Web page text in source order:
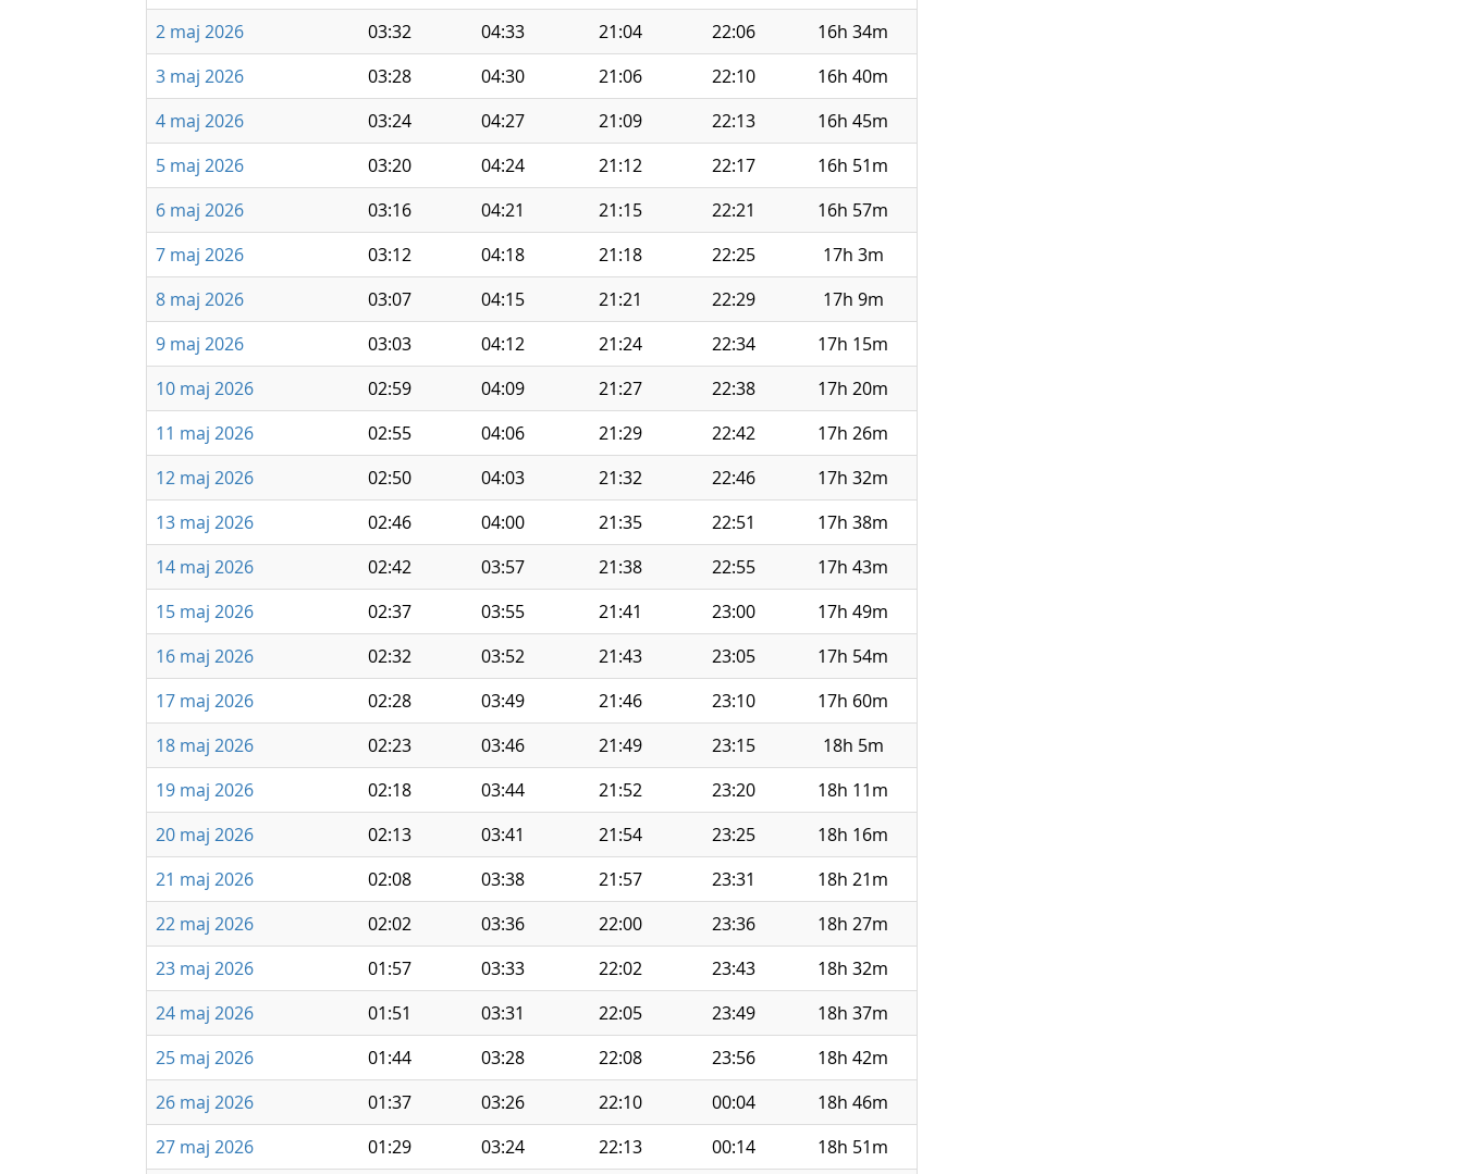
2 maj 2026
03:32 04:33 21:04 22:06
16h 34m
3 maj 2026
03:28 04:30 21:06 22:10
16h 40m
4 maj 2026
03:24 04:27 21:09 22:13
16h 45m
5 maj 2026
03:20 04:24 21:12 22:17
16h 51m
6 maj 2026
03:16 04:21 21:15 22:21
16h 57m
7 maj 2026
03:12 04:18 21:18 22:25
17h 3m
8 maj 2026
03:07 04:15 21:21 22:29
17h 9m
9 maj 2026
03:03 04:12 21:24 22:34
17h 15m
10 maj 2026
02:59 04:09 21:27 22:38
17h 20m
11 maj 2026
02:55 04:06 21:29 22:42
17h 26m
12 maj 2026
02:50 04:03 21:32 22:46
17h 32m
13 maj 2026
02:46 04:00 21:35 22:51
17h 38m
14 maj 2026
02:42 03:57 21:38 22:55
17h 43m
15 maj 2026
02:37 03:55 21:41 23:00
17h 49m
16 maj 2026
02:32 03:52 21:43 23:05
17h 54m
17 maj 2026
02:28 03:49 21:46 23:10
17h 60m
18 maj 2026
02:23 03:46 21:49 23:15
18h 5m
19 maj 2026
02:18 03:44 21:52 23:20
18h 11m
20 maj 2026
02:13 03:41 21:54 23:25
18h 16m
21 maj 2026
02:08 03:38 21:57 23:31
18h 21m
22 maj 2026
02:02 03:36 22:00 23:36
18h 27m
23 maj 2026
01:57 03:33 22:02 23:43
18h 32m
24 maj 2026
01:51 03:31 22:05 23:49
18h 37m
25 maj 2026
01:44 03:28 22:08 23:56
18h 42m
26 maj 2026
01:37 03:26 22:10 00:04
18h 46m
27 maj 2026
01:29 03:24 22:13 00:14 18h 51m